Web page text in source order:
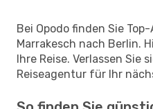
Bei Opodo finden Sie
Marrakesch nach Berlin.
Ihre Reise. Verlassen Sie
Reiseagentur für Ihr